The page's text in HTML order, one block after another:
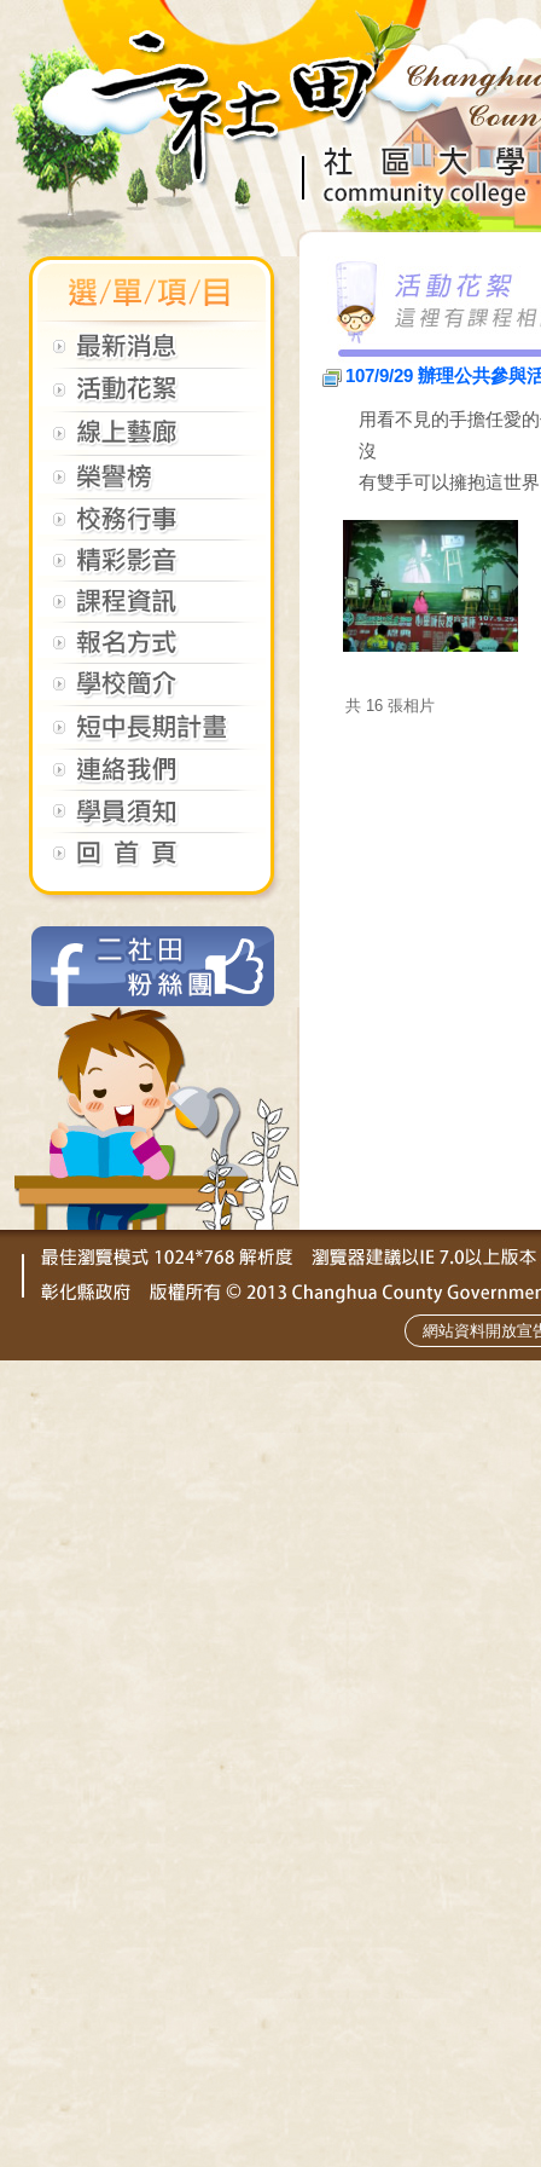
107/9/29 辦理公共參與
用看不見的手擔任愛
沒
有雙手可以擁抱這世
共 16 張相片
網站資料開放宣